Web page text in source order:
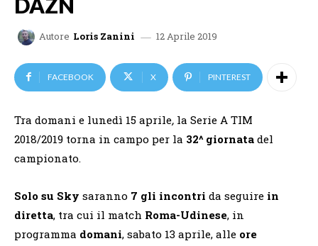
Autore Loris Zanini 12 Aprile 2019
FACEBOOK X PINTEREST
Tra domani e lunedì 15 aprile, la Serie A TIM
2018/2019 torna in campo per la 32^ giornata del
campionato.
Solo su Sky saranno 7 gli incontri da seguire in
diretta, tra cui il match Roma-Udinese, in
programma domani, sabato 13 aprile, alle ore